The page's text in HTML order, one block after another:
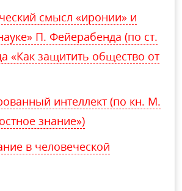
смысл «иронии» и
П. Фейерабенда (по ст.
«Как защитить общество от
интеллект (по кн. М.
знание»)
в человеческой